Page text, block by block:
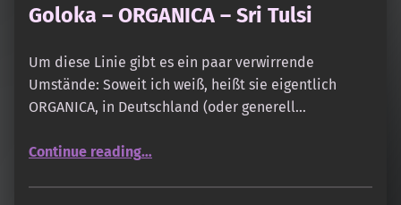
Goloka – ORGANICA – Sri Tulsi
Um diese Linie gibt es ein paar verwirrende
Umstände: Soweit ich weiß, heißt sie eigentlich
ORGANICA, in Deutschland (oder generell…
Continue reading“Goloka – ORGANICA – Sri Tulsi”
…